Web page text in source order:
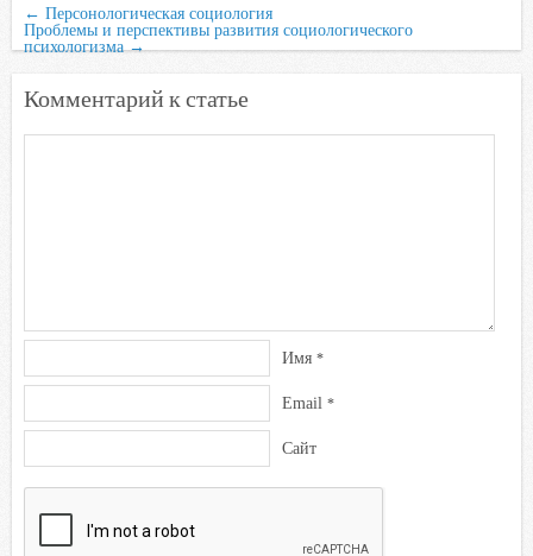
o
k
r
p
p
u
a
s
i
← Персонологическая социология
Проблемы и перспективы развития социологического
психологизма→
Комментарий к статье
Имя *
Email *
Сайт